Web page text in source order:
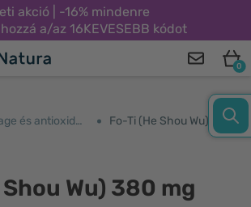
akció | -16% mindenre
a/az 16KEVESEBB kódot
0
Anti-age és antioxidánsok Fo-Ti (He Shou Wu) 380 mg
Wu) 380 mg